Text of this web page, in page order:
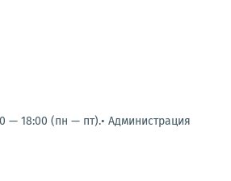
— 18:00 (пн — пт).• Администрация